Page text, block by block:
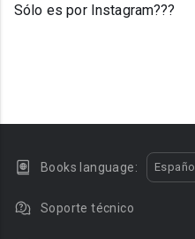
Sólo es por Instagram???
Books language: Español
Soporte técnico